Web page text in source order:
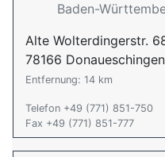
Baden-
Alte Wolterdingerstr.
78166 Donaueschingen
Entfernung: 14 km
Telefon +49 (771) 851-750
Fax +49 (771) 851-777